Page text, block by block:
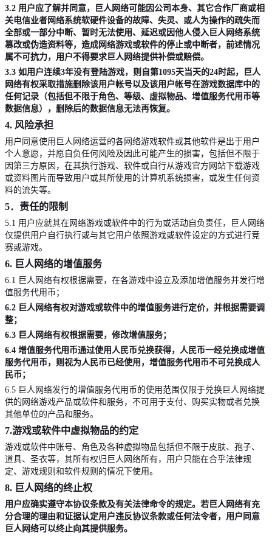
3.2 用户应了解并同意，
巨人网络可能因公司本身、其它合作厂商或相
关电信业者网络系统软硬件设备的故障、失灵、或人为操作的疏失而
全部或一部分中断、暂时无法使用、延迟或因他人侵入巨人网络系统
篡改或伪造资料等，造成网络游戏或软件的停止或中断者，前述情况
属不可抗力，用户不得要求巨人网络提供补偿或赔偿。
3.3如用户连续3年没有登陆游戏，则自第1095天当天的24时起，巨人
网络有权采取措施删除该用户帐号以及该用户帐号在游戏数据库中的
任何记录（包括但不限于角色、等级、虚拟物品、增值服务代用币等
数据信息），删除后的数据信息无法再恢复。
4. 风险承担
用户同意使用巨人网络运营的各网络游戏软件或其他软件是出于用户
个人意愿，并愿自负任何风险及因此可能产生的损害，包括但不限于
因第三方原因，在其执行游戏、软件或自行从游戏官方网站下载游戏
或资料图片而导致用户或其所使用的计算机系统损害，或发生任何资
料的流失等。
5．责任的限制
5.1 用户应就其在网络游戏或软件中的行为或活动自负责任，
巨人网络
仅提供用户自行执行或与其它用户依照游戏或软件设定的方式进行竞
赛或游戏。
6. 巨人网络的增值服务
6.1 巨人网络有权根据需要，在各游戏中设立及添加增值服务并发行增
值服务代用币；
6.2 巨人网络有权对游戏或软件中的增值服务进行定价，并根据需要调
整；
6.3 巨人网络有权根据需要，修改增值服务；
6.4增值服务代用币通过使用人民币兑换获得，人民币一经兑换成增值
服务代用币，则视为人民币已经使用，增值服务代用币不可兑换成人
民币；
6.5 巨人网络发行的增值服务代用币的使用范围仅限于兑换巨人网络提
供的网络游戏产品或软件和服务，不可用于支付、购买实物或者兑换
其他单位的产品和服务。
7.游戏或软件中虚拟物品的约定
游戏或软件中账号、角色及各种虚拟物品包括但不限于皮肤、孢子、
道具、圣衣等，其所有权归巨人网络所有，用户只能在合乎法律规
定、游戏规则和软件规则的情况下使用。
8. 巨人网络的终止权
用户应确实遵守本协议条款及有关法律命令的规定。若巨人网络有充
分合理的理由和证据认定用户违反协议条款或任何法令者，用户同意
巨人网络可以终止向其提供服务。